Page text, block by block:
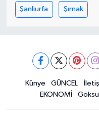
Şanlıurfa Şırnak
Künye GÜNCEL
EKONOMİ
MİZAH
Genel
Politika
YEREL